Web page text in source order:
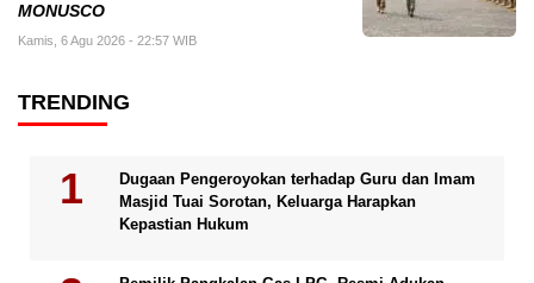
MONUSCO
Kamis, 6 Agu 2026 - 22:57 WIB
TRENDING
Dugaan Pengeroyokan terhadap Guru dan Imam
Masjid Tuai Sorotan, Keluarga Harapkan
Kepastian Hukum